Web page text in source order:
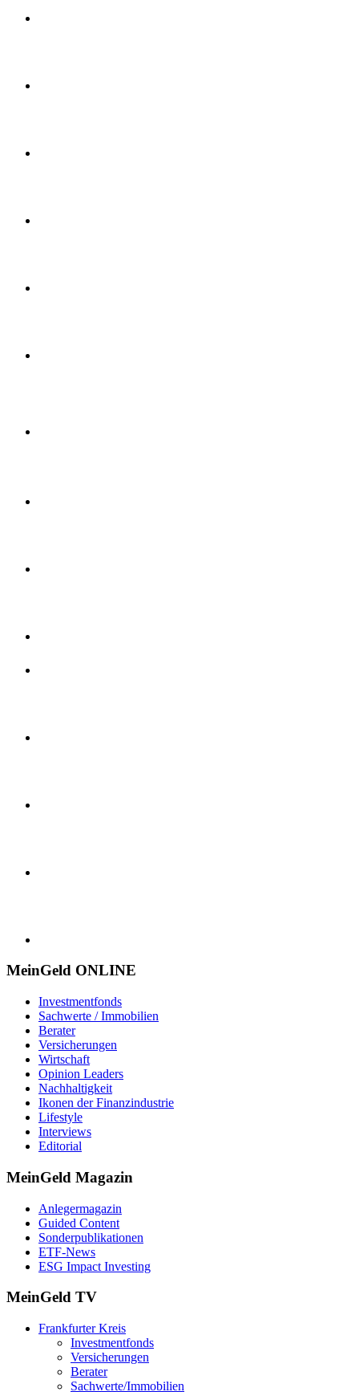
MeinGeld ONLINE
Investmentfonds
Sachwerte / Immobilien
Berater
Versicherungen
Wirtschaft
Opinion Leaders
Nachhaltigkeit
Ikonen der Finanzindustrie
Lifestyle
Interviews
Editorial
MeinGeld Magazin
Anlegermagazin
Guided Content
Sonderpublikationen
ETF-News
ESG Impact Investing
MeinGeld TV
Frankfurter Kreis
Investmentfonds
Versicherungen
Berater
Sachwerte/Immobilien